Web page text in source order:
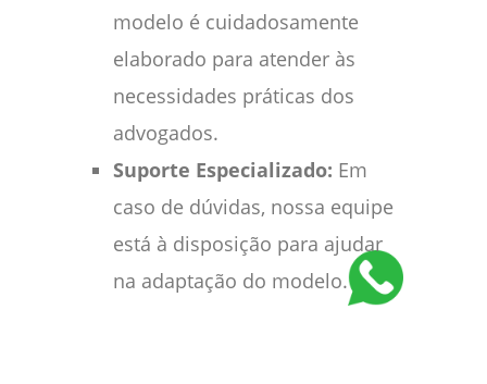
modelo é cuidadosamente
elaborado para atender às
necessidades práticas dos
advogados.
Suporte Especializado: Em
caso de dúvidas, nossa equipe
está à disposição para ajudar
na adaptação do modelo.